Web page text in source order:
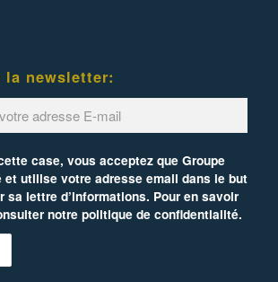
la newsletter:
case, vous acceptez que Groupe
et utilise votre adresse email dans le but
sa lettre d’informations. Pour en savoir
notre politique de confidentialité.